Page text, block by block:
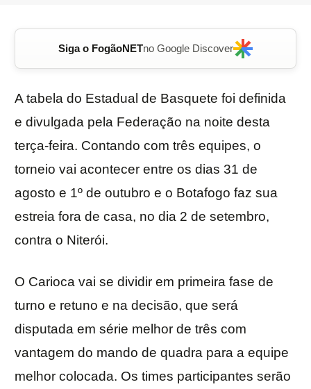
Siga o FogãoNETno Google Discover
A tabela do Estadual de Basquete foi definida
e divulgada pela Federação na noite desta
terça-feira. Contando com três equipes, o
torneio vai acontecer entre os dias 31 de
agosto e 1º de outubro e o Botafogo faz sua
estreia fora de casa, no dia 2 de setembro,
contra o Niterói.
O Carioca vai se dividir em primeira fase de
turno e retuno e na decisão, que será
disputada em série melhor de três com
vantagem do mando de quadra para a equipe
melhor colocada. Os times participantes serão